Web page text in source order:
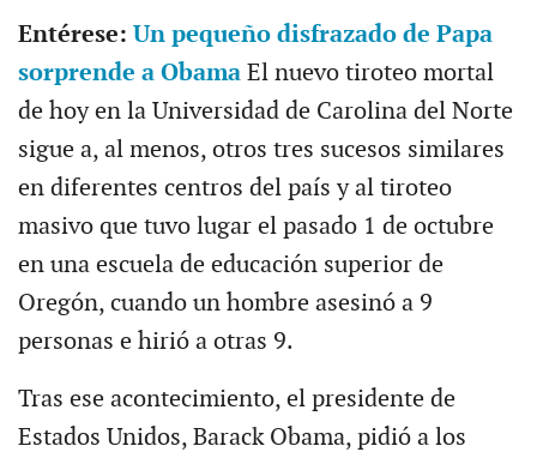
Entérese: Un pequeño disfrazado de Papa
sorprende a ObamaEl nuevo tiroteo mortal
de hoy en la Universidad de Carolina del Norte
sigue a, al menos, otros tres sucesos similares
en diferentes centros del país y al tiroteo
masivo que tuvo lugar el pasado 1 de octubre
en una escuela de educación superior de
Oregón, cuando un hombre asesinó a 9
personas e hirió a otras 9.
Tras ese acontecimiento, el presidente de
Estados Unidos, Barack Obama, pidió a los